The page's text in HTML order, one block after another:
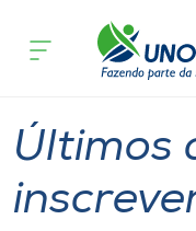
Cursos
Pesquisa
acontece
Últimos